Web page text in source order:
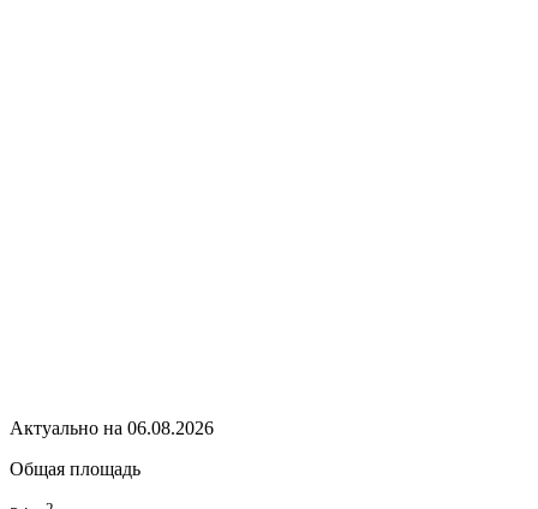
Актуально на 06.08.2026
Общая площадь